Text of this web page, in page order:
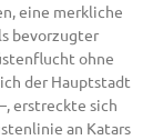
eine merkliche
bevorzugter
ohne
der Hauptstadt
erstreckte sich
an Katars